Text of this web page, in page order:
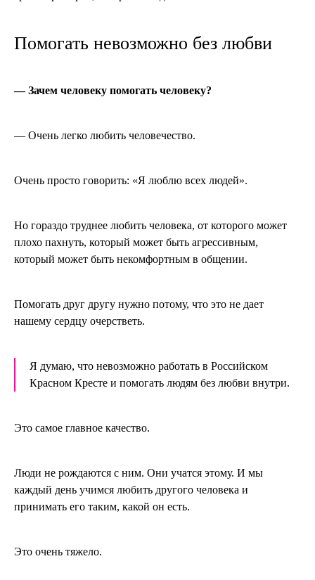
Помогать невозможно без любви
— Зачем человеку помогать человеку?
— Очень легко любить человечество.
Очень просто говорить: «Я люблю всех людей».
Но гораздо труднее любить человека, от которого может
плохо пахнуть, который может быть агрессивным,
который может быть некомфортным в общении.
Помогать друг другу нужно потому, что это не дает
нашему сердцу очерстветь.
Я думаю, что невозможно работать в Российском
Красном Кресте и помогать людям без любви внутри.
Это самое главное качество.
Люди не рождаются с ним. Они учатся этому. И мы
каждый день учимся любить другого человека и
принимать его таким, какой он есть.
Это очень тяжело.